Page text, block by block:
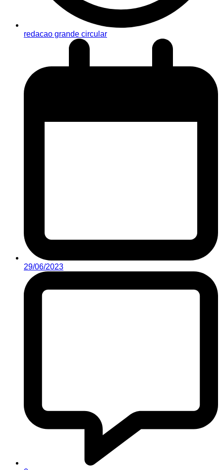
redacao grande circular
29/06/2023